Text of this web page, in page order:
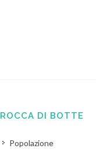
ROCCA DI BOTTE
Popolazione